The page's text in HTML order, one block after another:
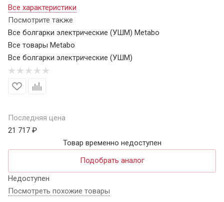
Все характеристики
Посмотрите также
Все болгарки электрические (УШМ) Metabo
Все товары Metabo
Все болгарки электрические (УШМ)
Последняя цена
21 717 ₽
Товар временно недоступен
Подобрать аналог
Недоступен
Посмотреть похожие товары